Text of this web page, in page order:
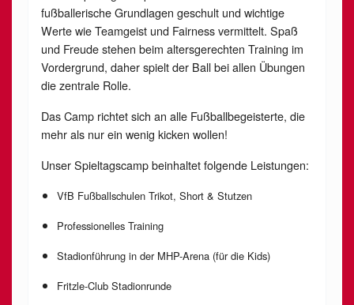
fußballerische Grundlagen geschult und wichtige
Werte wie Teamgeist und Fairness vermittelt. Spaß
und Freude stehen beim altersgerechten Training im
Vordergrund, daher spielt der Ball bei allen Übungen
die zentrale Rolle.
Das Camp richtet sich an alle Fußballbegeisterte, die
mehr als nur ein wenig kicken wollen!
Unser Spieltagscamp beinhaltet folgende Leistungen:
VfB Fußballschulen Trikot, Short & Stutzen
Professionelles Training
Stadionführung in der MHP-Arena (für die Kids)
Fritzle-Club Stadionrunde